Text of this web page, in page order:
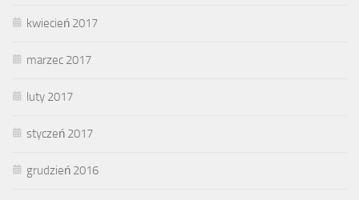
kwiecień 2017
marzec 2017
luty 2017
styczeń 2017
grudzień 2016